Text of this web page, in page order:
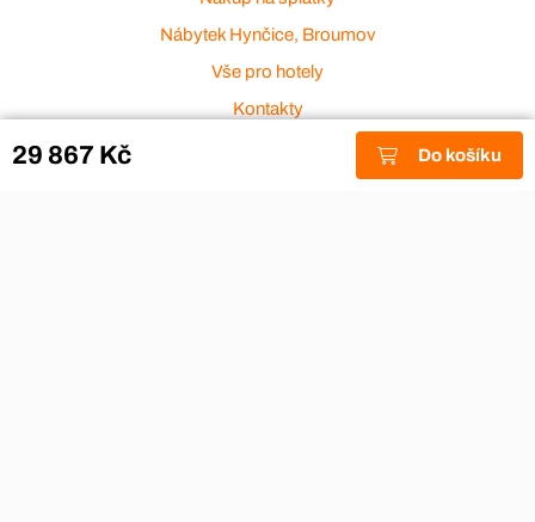
29 867 Kč Do košíku
Nábytek Hynčice, Broumov
Vše pro hotely
Kontakty
Přijímáme platební karty